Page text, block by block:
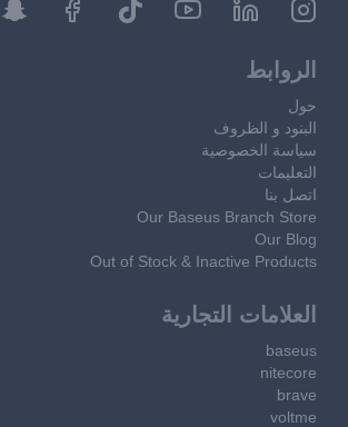
الروابط
حول
البنود و الظروف
سياسة الخصوصية
التعليمات
اتصل بنا
Our Baseus Branch Store
Our Blog
Out of Stock & Inactive Products
العلامات التجارية
baseus
nitecore
brave
voltme